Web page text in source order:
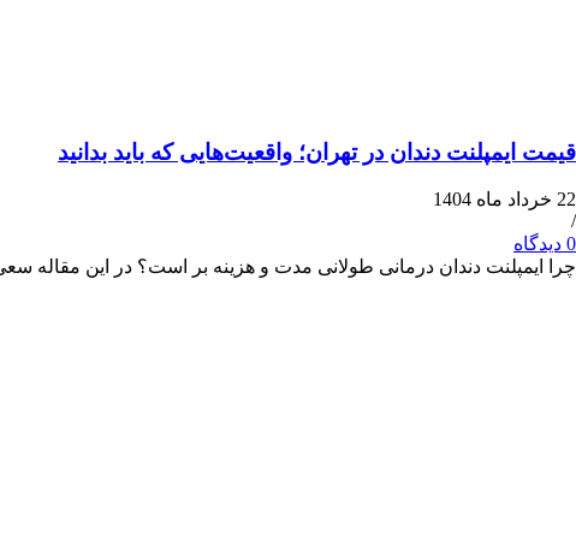
قیمت ایمپلنت دندان در تهران؛ واقعیت‌هایی که باید بدانید
22 خرداد ماه 1404
/
0 دیدگاه
چرا ایمپلنت دندان درمانی طولانی مدت و هزینه بر است؟ در این مقاله